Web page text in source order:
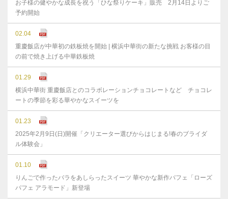
お子様の健やかな成⻑を祝う「ひな祭りケーキ」販売 2月14日よりご
予約開始
02.04
重慶飯店が中華初の鉄板焼を開始 | 横浜中華街の新たな挑戦 お客様の目
の前で焼き上げる中華鉄板焼
01.29
横浜中華街 重慶飯店とのコラボレーションチョコレートなど チョコレ
ートの季節を彩る華やかなスイーツを
01.23
2025年2月9日(日)開催「クリエーター選びからはじまる!春のブライダ
ル体験会」
01.10
りんごで作ったバラをあしらったスイーツ 華やかな新作パフェ「ローズ
パフェ アラモード」新登場